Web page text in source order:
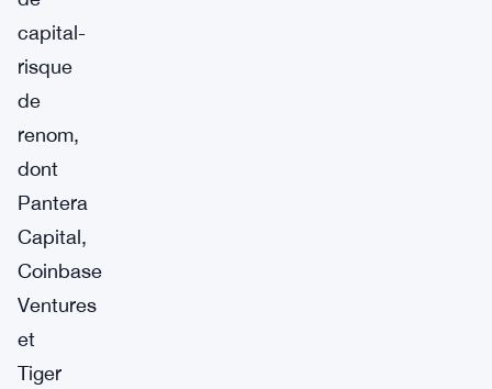
capital-
risque
de
renom,
dont
Pantera
Capital,
Coinbase
Ventures
et
Tiger